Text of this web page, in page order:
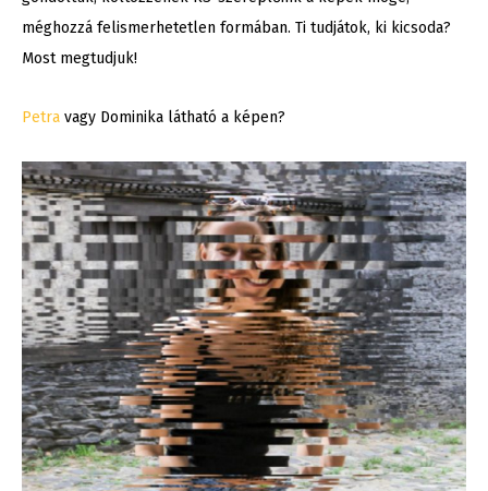
méghozzá felismerhetetlen formában. Ti tudjátok, ki kicsoda?
Most megtudjuk!
Petra vagy Dominika látható a képen?